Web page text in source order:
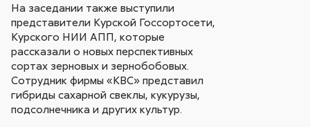
На заседании также выступили
представители Курской Госсортосети,
Курского НИИ АПП, которые
рассказали о новых перспективных
сортах зерновых и зернобобовых.
Сотрудник фирмы «КВС» представил
гибриды сахарной свеклы, кукурузы,
подсолнечника и других культур.